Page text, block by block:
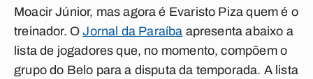
Moacir Júnior, mas agora é Evaristo Piza quem é o
treinador. OJornal da Paraíba apresenta abaixo a
lista de jogadores que, no momento, compõem o
grupo do Belo para a disputa da temporada. A lista